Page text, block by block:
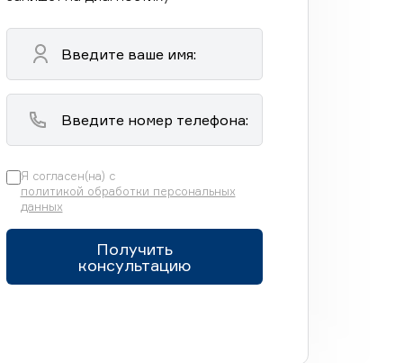
Я согласен(на) с
политикой обработки персональных
данных
Получить
консультацию